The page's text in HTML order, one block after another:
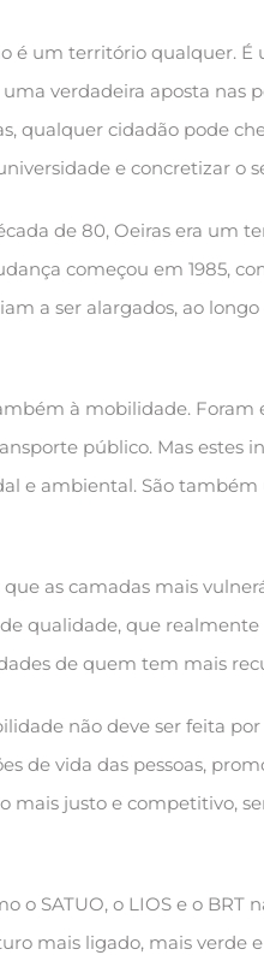
é um território qualquer.
verdadeira aposta nas
qualquer cidadão pode
e concretizar o
de 80, Oeiras era um
começou em 1985,
a ser alargados, ao
à mobilidade. Foram
público. Mas estes
e ambiental. São também
as camadas mais
qualidade, que realmente
de quem tem mais
não deve ser feita
de vida das pessoas,
mais justo e competitivo,
o SATUO, o LIOS e o BRT
mais ligado, mais verde e